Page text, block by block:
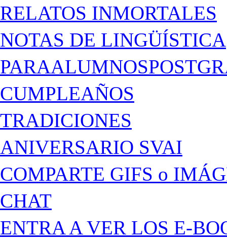
RELATOS INMORTALES
NOTAS DE LINGÜÍSTICA
CUMPLEAÑOS
TRADICIONES
ANIVERSARIO SVAI
COMPARTE GIFS o
CHAT
ENTRA A VER LOS E-